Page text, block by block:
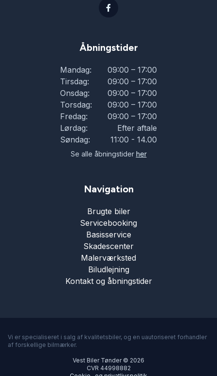
Åbningstider
Mandag:
09:00 – 17:00
Tirsdag:
09:00 – 17:00
Onsdag:
09:00 – 17:00
Torsdag:
09:00 – 17:00
Fredag:
09:00 – 17:00
Lørdag:
Efter aftale
Søndag:
11:00 - 14.00
Se alle åbningstider her
Navigation
Brugte biler
Servicebooking
Basisservice
Skadescenter
Malerværksted
Biludlejning
Kontakt og åbningstider
Vi er specialiseret i salg af kvalitetsbiler, og en uautoriseret forhandler
af forskellige bilmærker.
Vest Biler Tønder © 2026
CVR 44998882